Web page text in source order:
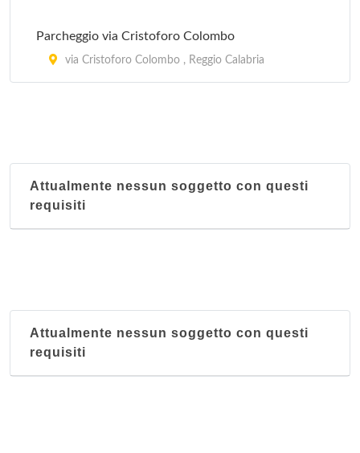
Parcheggio via Cristoforo Colombo
via Cristoforo Colombo , Reggio Calabria
Attualmente nessun soggetto con questi
requisiti
Attualmente nessun soggetto con questi
requisiti